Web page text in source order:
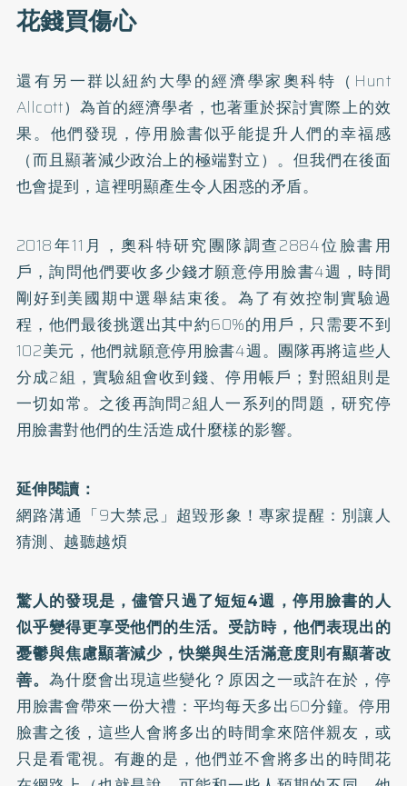
花錢買傷心
還有另一群以紐約大學的經濟學家奧科特（Hunt
Allcott）為首的經濟學者，也著重於探討實際上的效
果。他們發現，停用臉書似乎能提升人們的幸福感
（而且顯著減少政治上的極端對立）。但我們在後面
也會提到，這裡明顯產生令人困惑的矛盾。
2018年11月，奧科特研究團隊調查2884位臉書用
戶，詢問他們要收多少錢才願意停用臉書4週，時間
剛好到美國期中選舉結束後。為了有效控制實驗過
程，他們最後挑選出其中約60%的用戶，只需要不到
102美元，他們就願意停用臉書4週。團隊再將這些人
分成2組，實驗組會收到錢、停用帳戶；對照組則是
一切如常。之後再詢問2組人一系列的問題，研究停
用臉書對他們的生活造成什麼樣的影響。
延伸閱讀：
網路溝通「9大禁忌」超毀形象！專家提醒：別讓人
猜測、越聽越煩
驚人的發現是，儘管只過了短短4週，停用臉書的人
似乎變得更享受他們的生活。受訪時，他們表現出的
憂鬱與焦慮顯著減少，快樂與生活滿意度則有顯著改
善。 為什麼會出現這些變化？原因之一或許在於，停
用臉書會帶來一份大禮：平均每天多出60分鐘。停用
臉書之後，這些人會將多出的時間拿來陪伴親友，或
只是看電視。有趣的是，他們並不會將多出的時間花